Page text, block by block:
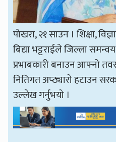
पोखरा, २१ साउन । शिक्षा,
बिद्या भट्टराईले जिल्ला
प्रभाबकारी बनाउन आफ्नो
नितिगत अप्ठ्यारो हटाउन
उल्लेख गर्नुभयो ।